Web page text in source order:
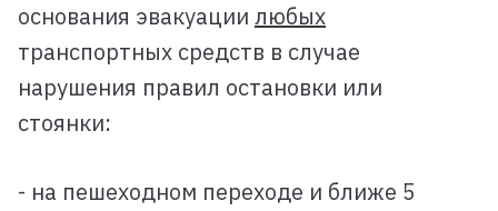
основания эвакуации любых
транспортных средств в случае
нарушения правил остановки или
стоянки:
- на пешеходном переходе и ближе 5